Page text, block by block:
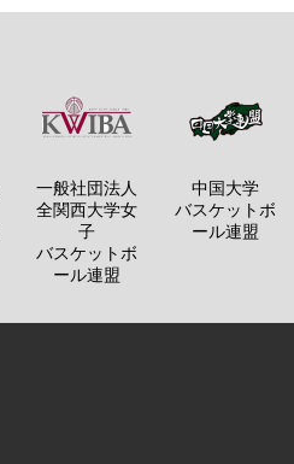
一般社団法人
全関西大学女
子
バスケットボ
ール連盟
中国大学
バスケットボ
ール連盟